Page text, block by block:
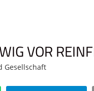
VOR
Gesellschaft